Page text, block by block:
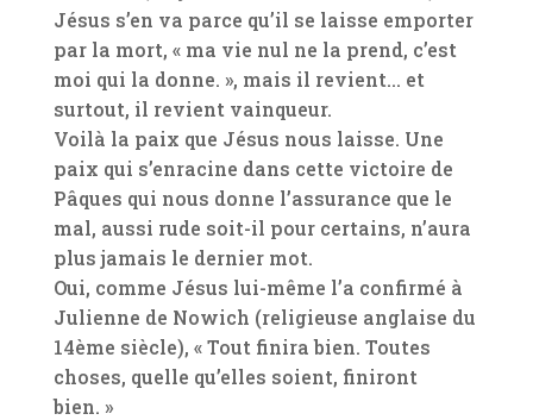
Jésus s’en va parce qu’il se laisse emporter
par la mort, « ma vie nul ne la prend, c’est
moi qui la donne. », mais il revient… et
surtout, il revient vainqueur.
Voilà la paix que Jésus nous laisse. Une
paix qui s’enracine dans cette victoire de
Pâques qui nous donne l’assurance que le
mal, aussi rude soit-il pour certains, n’aura
plus jamais le dernier mot.
Oui, comme Jésus lui-même l’a confirmé à
Julienne de Nowich (religieuse anglaise du
14ème siècle), « Tout finira bien. Toutes
choses, quelle qu’elles soient, finiront
bien. »